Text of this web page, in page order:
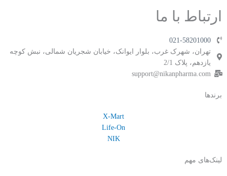
ارتباط با ما
021-58201000
تهران، شهرک غرب، بلوار ایوانک، خیابان شجریان شمالی، نبش کوچه
یازدهم، پلاک 2/1
support@nikanpharma.com
برندها
X-Mart
Life-On
NIK
لینک‌های مهم